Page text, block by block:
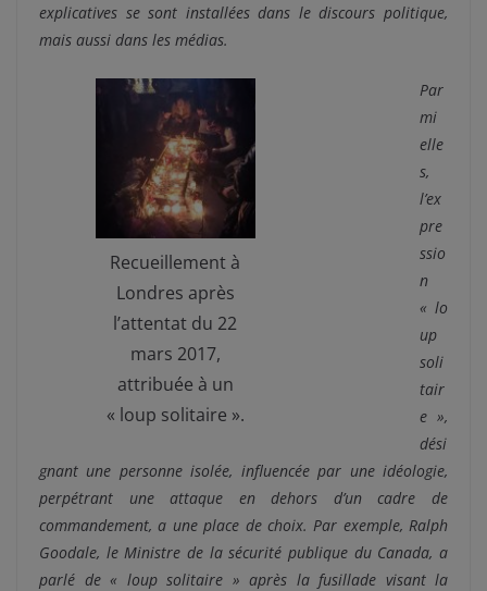
explicatives se sont installées dans le discours politique,
mais aussi dans les médias.
Recueillement à
Londres après
l’attentat du 22
mars 2017,
attribuée à un
« loup solitaire ».
Par
mi
elle
s,
l’ex
pre
ssio
n
« lo
up
soli
tair
e »,
dési
gnant une personne isolée, influencée par une idéologie,
perpétrant une attaque en dehors d’un cadre de
commandement, a une place de choix. Par exemple, Ralph
Goodale, le Ministre de la sécurité publique du Canada, a
parlé de « loup solitaire » après la fusillade visant la